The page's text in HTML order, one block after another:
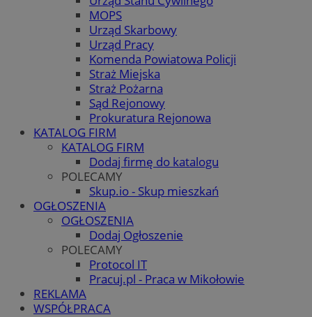
MOPS
Urząd Skarbowy
Urząd Pracy
Komenda Powiatowa Policji
Straż Miejska
Straż Pożarna
Sąd Rejonowy
Prokuratura Rejonowa
KATALOG FIRM
KATALOG FIRM
Dodaj firmę do katalogu
POLECAMY
Skup.io - Skup mieszkań
OGŁOSZENIA
OGŁOSZENIA
Dodaj Ogłoszenie
POLECAMY
Protocol IT
Pracuj.pl - Praca w Mikołowie
REKLAMA
WSPÓŁPRACA